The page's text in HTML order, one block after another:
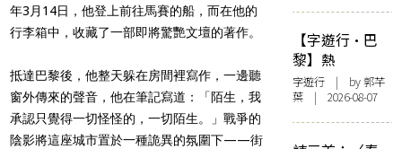
年3月14日，他登上前往馬賽的船，而在他的
行李箱中，收藏了一部即將驚艷文壇的著作。
抵達巴黎後，他整天躲在房間裡寫作，一邊聽
窗外傳來的聲音，他在筆記寫道：「陌生，我
承認只覺得一切怪怪的，一切陌生。」戰爭的
陰影將這座城市置於一種詭異的氛圍下——街
【字遊行·巴
黎】熱
字遊行 | by 郭芊
葉 | 2026-08-07